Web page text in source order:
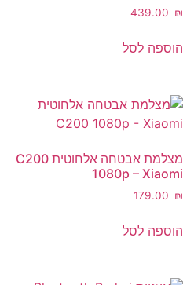
‎439.00 ₪
הוספה לסל
מצלמת אבטחה אלחוטית C200
1080p – Xiaomi
‎179.00 ₪
הוספה לסל